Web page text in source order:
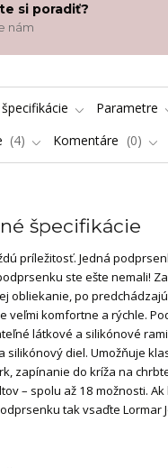
si poradiť?
nám
Parametre
4 Komentáre 0
špecifikácie
príležitosť. Jedná
ste ešte nemali!
obliekanie, po
veľmi komfortne a rýchle.
látkové a silikónové
silikónový diel. Umožňuje
zapínanie do kríža na
– spolu až 18 možnosti.
tak vsaďte Lormar